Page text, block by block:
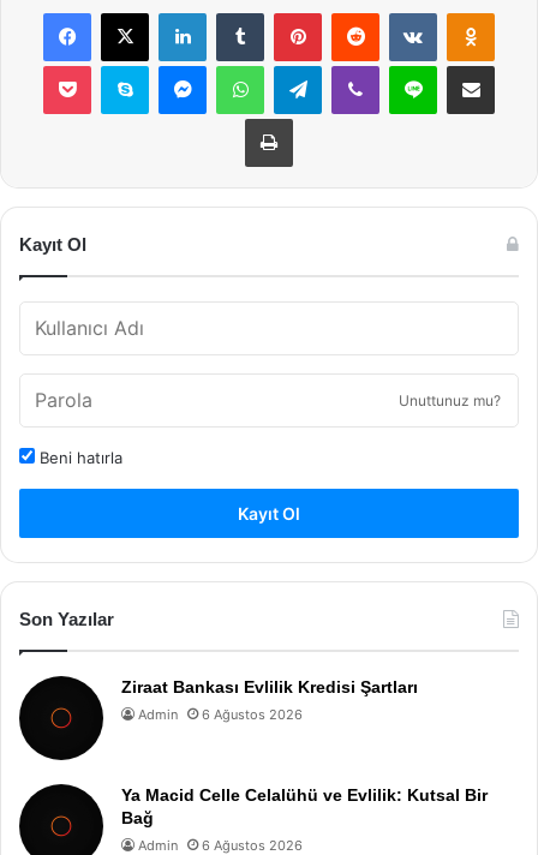
Facebook
X LinkedInTumblr PinterestReddit VKontakte
Pocket Skype MessengerWhatsAppTelegramViber Line E-Posta ile
Yazdır
Kayıt Ol
Unuttunuz mu?
Beni hatırla
Kayıt Ol
Son Yazılar
Ziraat Bankası Evlilik Kredisi Şartları
Admin 6 Ağustos 2026
Ya Macid Celle Celalühü ve Evlilik: Kutsal Bir
Bağ
Admin 6 Ağustos 2026